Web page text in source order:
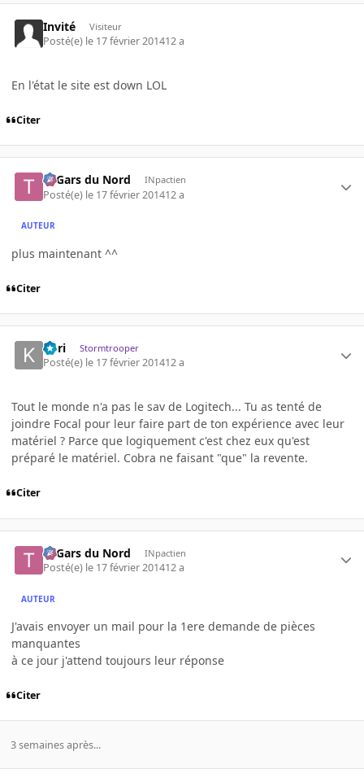
Invité Visiteur
Posté(e) le 17 février 201412 a
En l'état le site est down LOL
Citer
Ti Gars du Nord INpactien
Posté(e) le 17 février 201412 a
AUTEUR
plus maintenant ^^
Citer
Kori Stormtrooper
Posté(e) le 17 février 201412 a
Tout le monde n'a pas le sav de Logitech... Tu as tenté de
joindre Focal pour leur faire part de ton expérience avec leur
matériel ? Parce que logiquement c'est chez eux qu'est
préparé le matériel. Cobra ne faisant "que" la revente.
Citer
Ti Gars du Nord INpactien
Posté(e) le 17 février 201412 a
AUTEUR
J'avais envoyer un mail pour la 1ere demande de pièces
manquantes
à ce jour j'attend toujours leur réponse
Citer
3 semaines après...